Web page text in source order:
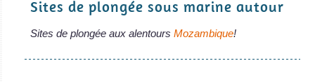
Sites de plongée sous marine autour
Sites de plongée aux alentours Mozambique!